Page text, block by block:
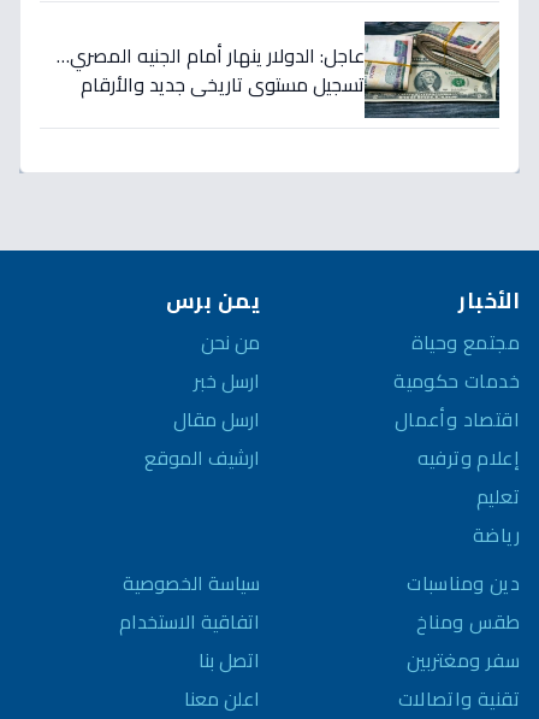
عاجل: الدولار ينهار أمام الجنيه المصري…
تسجيل مستوى تاريخي جديد والأرقام
الأخبار
مجتمع وحياة
خدمات حكومية
اقتصاد وأعمال
إعلام وترفيه
تعليم
رياضة
دين ومناسبات
طقس ومناخ
سفر ومغتربين
تقنية واتصالات
يمن برس
من نحن
ارسل خبر
ارسل مقال
ارشيف الموقع
سياسة الخصوصية
اتفاقية الاستخدام
اتصل بنا
اعلن معنا